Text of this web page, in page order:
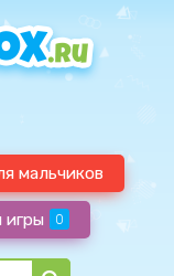
мальчиков
игры 0